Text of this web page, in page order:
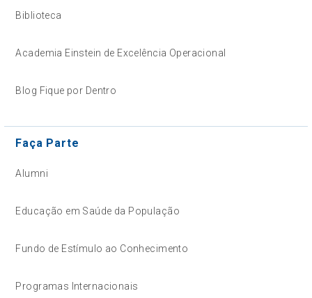
Biblioteca
Academia Einstein de Excelência Operacional
Blog Fique por Dentro
Faça Parte
Alumni
Educação em Saúde da População
Fundo de Estímulo ao Conhecimento
Programas Internacionais